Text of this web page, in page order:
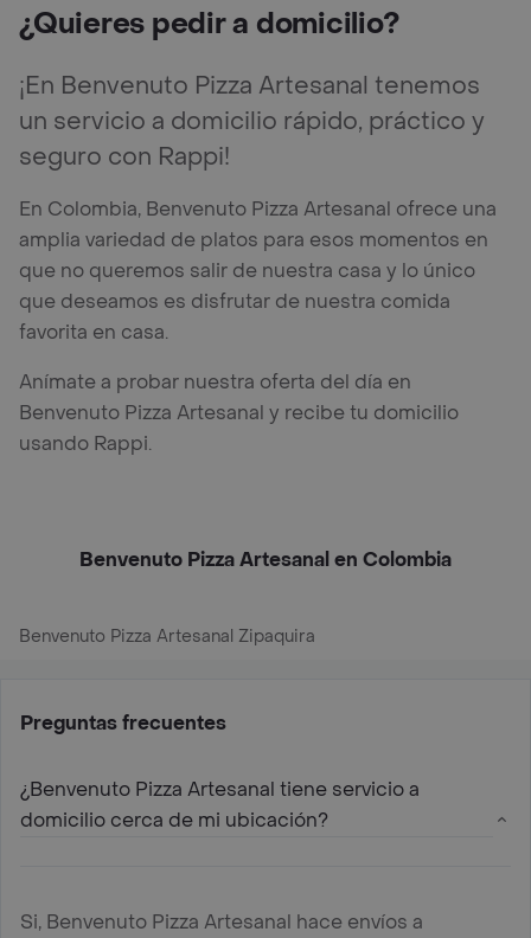
¿Quieres pedir a domicilio?
¡En Benvenuto Pizza Artesanal tenemos
un servicio a domicilio rápido, práctico y
seguro con Rappi!
En Colombia, Benvenuto Pizza Artesanal ofrece una
amplia variedad de platos para esos momentos en
que no queremos salir de nuestra casa y lo único
que deseamos es disfrutar de nuestra comida
favorita en casa.
Anímate a probar nuestra oferta del día en
Benvenuto Pizza Artesanal y recibe tu domicilio
usando Rappi.
Benvenuto Pizza Artesanal en Colombia
Benvenuto Pizza Artesanal Zipaquira
Preguntas frecuentes
¿Benvenuto Pizza Artesanal tiene servicio a
domicilio cerca de mi ubicación?
Si, Benvenuto Pizza Artesanal hace envíos a